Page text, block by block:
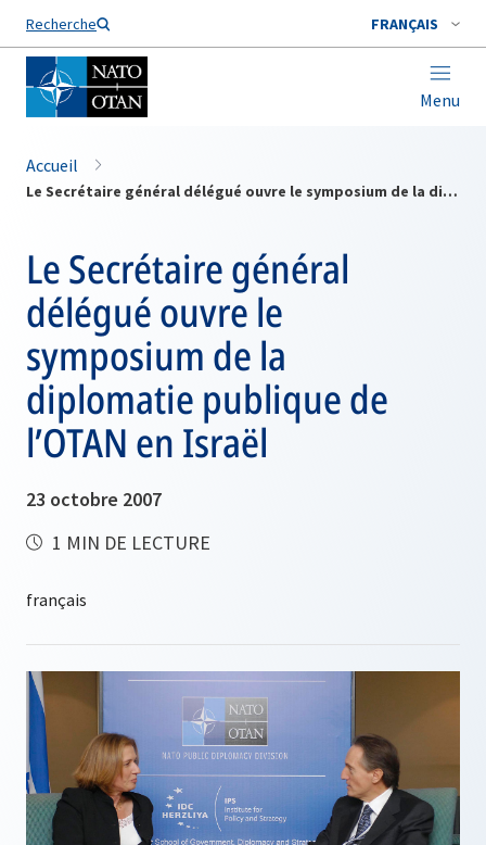
Recherche FRANÇAIS
Menu
Nom de famille*
Accueil
Le Secrétaire général délégué ouvre le symposium de la diplomatie publique de l’OTAN en Israël
Le Secrétaire général
délégué ouvre le
symposium de la
diplomatie publique de
l’OTAN en Israël
23 octobre 2007
1 MIN DE LECTURE